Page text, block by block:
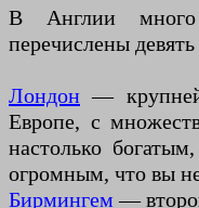
В Англии
перечислены
Лондон —
Европе, с
настолько
огромным, что вы не
Бирмингем —